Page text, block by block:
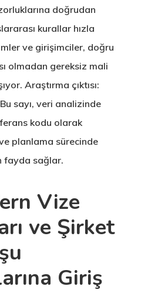
doğrudan
kurallar hızla
ve girişimciler, doğru
olmadan gereksiz mali
Araştırma çıktısı:
sayı, veri analizinde
kodu olarak
planlama sürecinde
fayda sağlar.
Vize
ve Şirket
Giriş